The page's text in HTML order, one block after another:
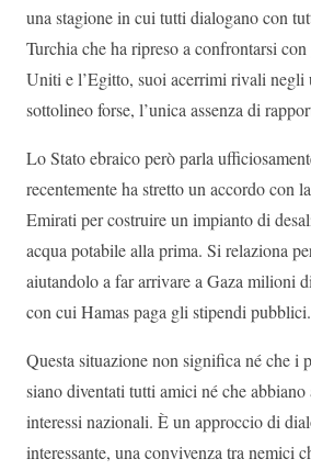
una stagione in cui tutti dialogano con
Turchia che ha ripreso a confrontarsi
Uniti e l’Egitto, suoi acerrimi rivali negli
sottolineo forse, l’unica assenza di
Lo Stato ebraico però parla
recentemente ha stretto un accordo con
Emirati per costruire un impianto di
acqua potabile alla prima. Si relaziona
aiutandolo a far arrivare a Gaza milioni
con cui Hamas paga gli stipendi pubblici.
Questa situazione non significa né che i
siano diventati tutti amici né che
interessi nazionali. È un approccio di
interessante, una convivenza tra nemici